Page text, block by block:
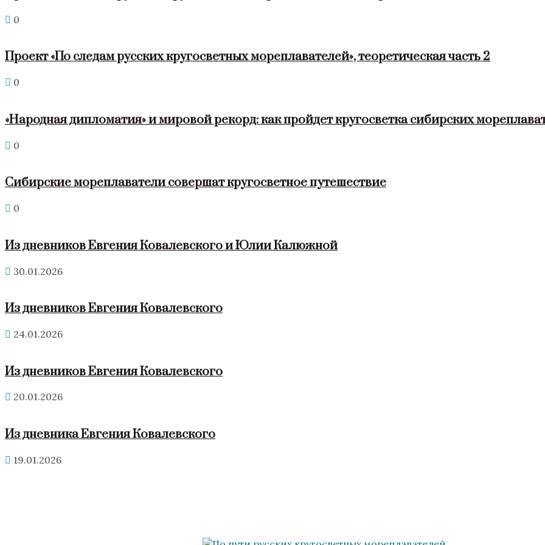
0
Проект «По следам русских кругосветных мореплавателей», теоретическая часть 2
0
«Народная дипломатия» и мировой рекорд: как пройдет кругосветка сибирских
0
Сибирские мореплаватели совершат кругосветное путешествие
0
Из дневников Евгения Ковалевского и Юлии Калюжной
30.01.2026
Из дневников Евгения Ковалевского
24.01.2026
Из дневников Евгения Ковалевского
20.01.2026
Из дневника Евгения Ковалевского
19.01.2026